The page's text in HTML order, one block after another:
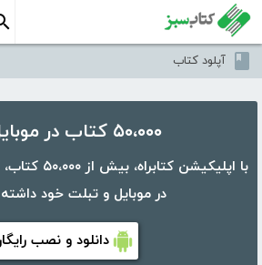
آپلود کتاب
۵۰،۰۰۰ کتاب در موبایل شما
با اپلیکیشن
در موبایل و تبلت خود
دانلود و نصب